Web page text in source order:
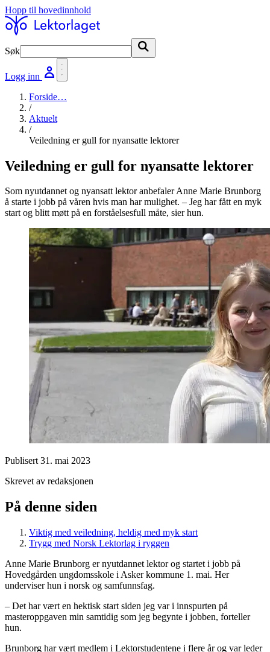
Hopp til hovedinnhold
Søk
Logg inn
Forside…
/
Aktuelt
/
Veiledning er gull for nyansatte lektorer
Veiledning er gull for nyansatte lektorer
Som nyutdannet og nyansatt lektor anbefaler Anne Marie Brunborg
å starte i jobb på våren hvis man har mulighet. – Jeg har fått en myk
start og blitt møtt på en forståelsesfull måte, sier hun.
Publisert 31. mai 2023
Skrevet av redaksjonen
På denne siden
Viktig med veiledning, heldig med myk start
Trygg med Norsk Lektorlag i ryggen
Anne Marie Brunborg er nyutdannet lektor og startet i jobb på
Hovedgården ungdomsskole i Asker kommune 1. mai. Her
underviser hun i norsk og samfunnsfag.
– Det har vært en hektisk start siden jeg var i innspurten på
masteroppgaven min samtidig som jeg begynte i jobben, forteller
hun.
Brunborg har vært medlem i Lektorstudentene i flere år og var leder